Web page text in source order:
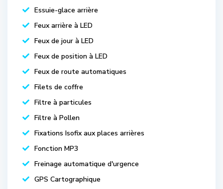
Essuie-glace arrière
Feux arrière à LED
Feux de jour à LED
Feux de position à LED
Feux de route automatiques
Filets de coffre
Filtre à particules
Filtre à Pollen
Fixations Isofix aux places arrières
Fonction MP3
Freinage automatique d'urgence
GPS Cartographique